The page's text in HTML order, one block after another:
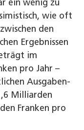
ein wenig zu
wie oft
den
Ergebnissen
im
pro Jahr –
Ausgaben-
Milliarden
Franken pro